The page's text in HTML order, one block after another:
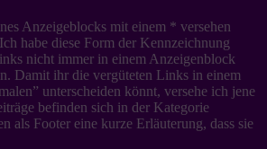
Anzeigeblocks mit einem * versehen
habe diese Form der Kennzeichnung
nicht immer in einem Anzeigenblock
Damit ihr die vergüteten Links in einem
unterscheiden könnt, versehe ich jene
befinden sich in der Kategorie
als Footer eine kurze Erläuterung, dass sie